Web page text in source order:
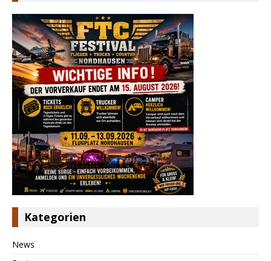
Kategorien
News